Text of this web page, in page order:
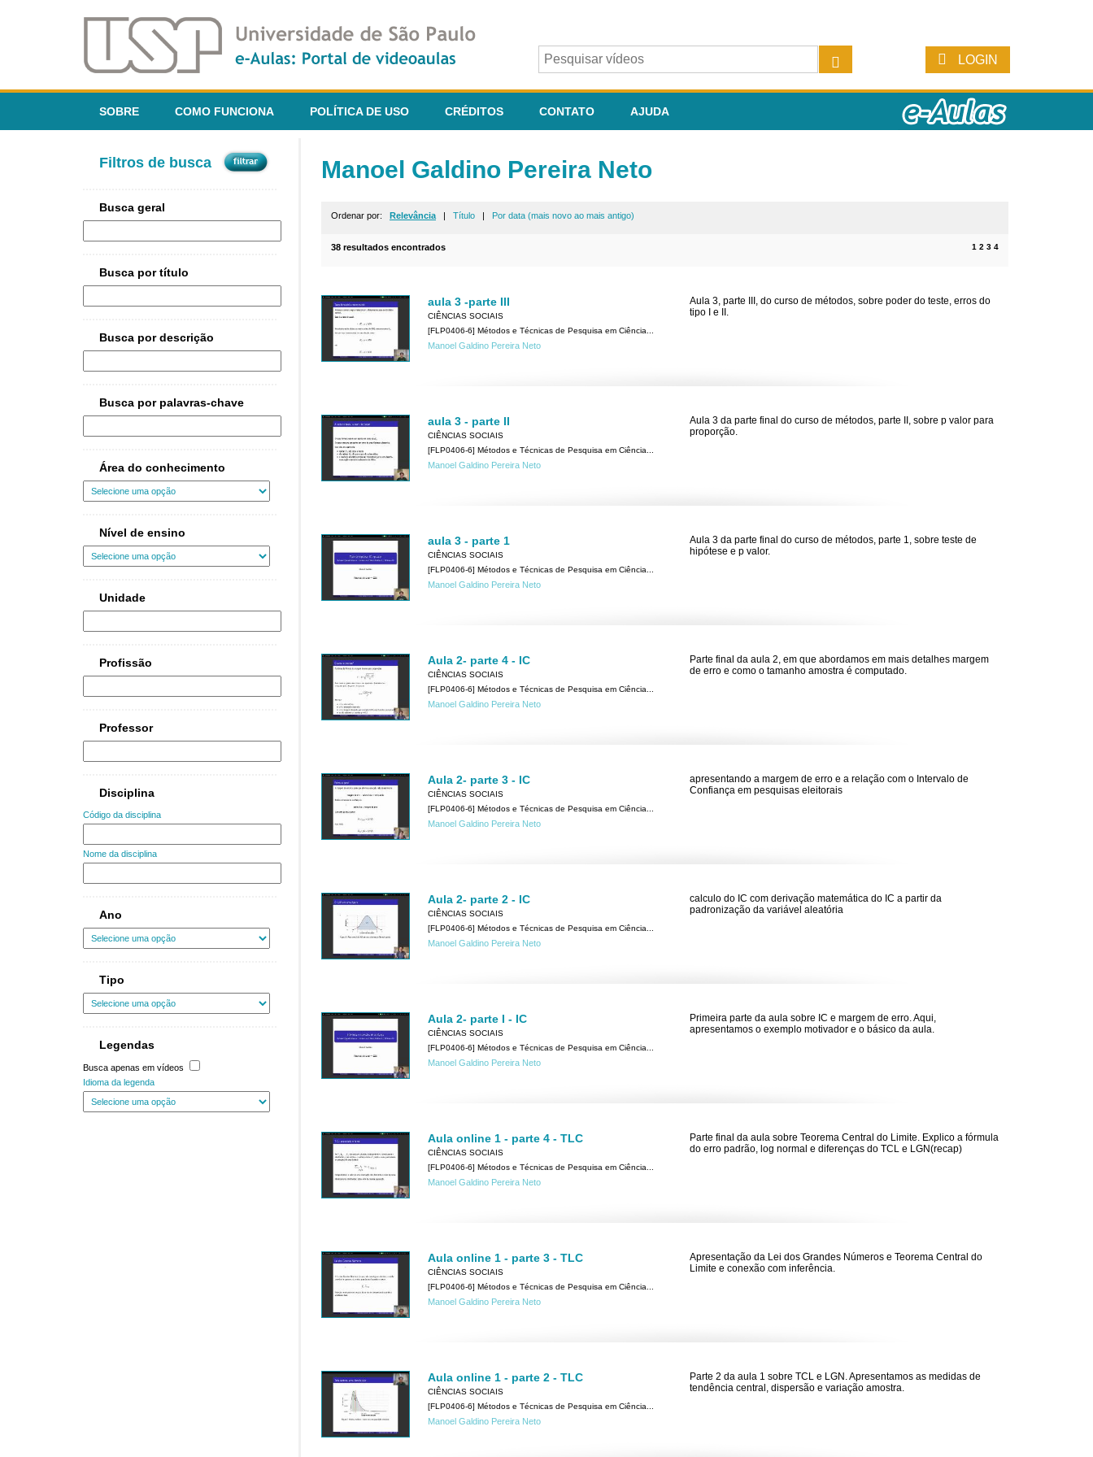
LOGIN
SOBRE COMO FUNCIONA POLÍTICA DE USO CRÉDITOS CONTATO AJUDA
Filtros de busca
Busca geral
Busca por título
Busca por descrição
Busca por palavras-chave
Área do conhecimento
Nível de ensino
Unidade
Profissão
Professor
Disciplina
Código da disciplina
Nome da disciplina
Ano
Tipo
Legendas
Busca apenas em vídeos
Idioma da legenda
Manoel Galdino Pereira Neto
Ordenar por: Relevância | Título | Por data (mais novo ao mais antigo)
1 2 3 4
38 resultados encontrados
aula 3 -parte III
CIÊNCIAS SOCIAIS
[FLP0406-6] Métodos e Técnicas de Pesquisa em Ciência...
Manoel Galdino Pereira Neto
Aula 3, parte III, do curso de métodos, sobre poder do teste, erros do
tipo I e II.
aula 3 - parte II
CIÊNCIAS SOCIAIS
[FLP0406-6] Métodos e Técnicas de Pesquisa em Ciência...
Manoel Galdino Pereira Neto
Aula 3 da parte final do curso de métodos, parte II, sobre p valor para
proporção.
aula 3 - parte 1
CIÊNCIAS SOCIAIS
[FLP0406-6] Métodos e Técnicas de Pesquisa em Ciência...
Manoel Galdino Pereira Neto
Aula 3 da parte final do curso de métodos, parte 1, sobre teste de
hipótese e p valor.
Aula 2- parte 4 - IC
CIÊNCIAS SOCIAIS
[FLP0406-6] Métodos e Técnicas de Pesquisa em Ciência...
Manoel Galdino Pereira Neto
Parte final da aula 2, em que abordamos em mais detalhes margem
de erro e como o tamanho amostra é computado.
Aula 2- parte 3 - IC
CIÊNCIAS SOCIAIS
[FLP0406-6] Métodos e Técnicas de Pesquisa em Ciência...
Manoel Galdino Pereira Neto
apresentando a margem de erro e a relação com o Intervalo de
Confiança em pesquisas eleitorais
Aula 2- parte 2 - IC
CIÊNCIAS SOCIAIS
[FLP0406-6] Métodos e Técnicas de Pesquisa em Ciência...
Manoel Galdino Pereira Neto
calculo do IC com derivação matemática do IC a partir da
padronização da variável aleatória
Aula 2- parte I - IC
CIÊNCIAS SOCIAIS
[FLP0406-6] Métodos e Técnicas de Pesquisa em Ciência...
Manoel Galdino Pereira Neto
Primeira parte da aula sobre IC e margem de erro. Aqui,
apresentamos o exemplo motivador e o básico da aula.
Aula online 1 - parte 4 - TLC
CIÊNCIAS SOCIAIS
[FLP0406-6] Métodos e Técnicas de Pesquisa em Ciência...
Manoel Galdino Pereira Neto
Parte final da aula sobre Teorema Central do Limite. Explico a fórmula
do erro padrão, log normal e diferenças do TCL e LGN(recap)
Aula online 1 - parte 3 - TLC
CIÊNCIAS SOCIAIS
[FLP0406-6] Métodos e Técnicas de Pesquisa em Ciência...
Manoel Galdino Pereira Neto
Apresentação da Lei dos Grandes Números e Teorema Central do
Limite e conexão com inferência.
Aula online 1 - parte 2 - TLC
CIÊNCIAS SOCIAIS
[FLP0406-6] Métodos e Técnicas de Pesquisa em Ciência...
Manoel Galdino Pereira Neto
Parte 2 da aula 1 sobre TCL e LGN. Apresentamos as medidas de
tendência central, dispersão e variação amostra.